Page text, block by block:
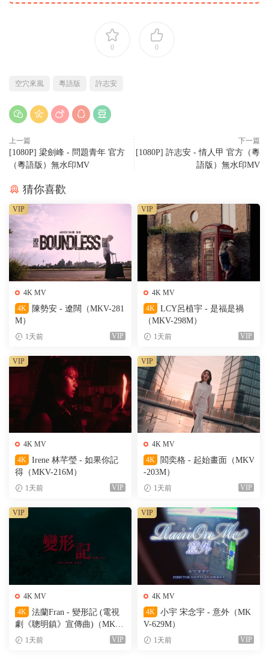
0 0
空穴來風 粵語版 許志安
上一篇
[1080P] 梁劍峰 - 問題青年 官方
（粵語版）無水印MV
下一篇
[1080P] 許志安 - 情人甲 官方（粵
語版）無水印MV
猜你喜歡
4K MV
4K
陳勢安 - 遼闊（MKV-281
M）
1天前 VIP
VIP
4K MV
4K
LCY呂植宇 - 是福是禍
（MKV-298M）
1天前 VIP
VIP
4K MV
4K
Irene 林芊瑩 - 如果你記
得（MKV-216M）
1天前 VIP
VIP
4K MV
4K
閻奕格 - 起始畫面（MKV
-203M）
1天前 VIP
VIP
4K MV
4K
法蘭Fran - 變形記 (電視
劇《聰明鎮》宣傳曲)（MKV-
205M）
1天前 VIP
VIP
4K MV
4K
小宇 宋念宇 - 意外（MK
V-629M）
1天前 VIP
VIP